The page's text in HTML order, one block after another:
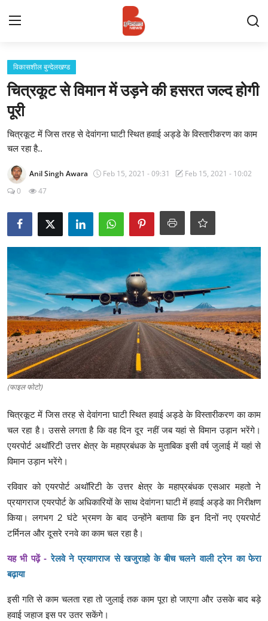
Login
Contact
प्रमुख ख़बर
राज्य
बुन्देलखण्ड
वीडियो
क्राइम
स्पोर्ट्स
मनोरंजन
गैलरी
विकासशील बुन्देलखण्ड
चित्रकूट से विमान में उड़ने की हसरत जल्द होगी
पूरी
चित्रकूट में जिस तरह से देवांगना घाटी स्थित हवाई अड्डे के विस्तारीकरण का काम
चल रहा है..
Anil Singh Awara Feb 15, 2021 - 09:31
Feb 15, 2021 - 10:02
0
47
(फाइल फोटो)
चित्रकूट में जिस तरह से देवांगना घाटी स्थित हवाई अड्डे के विस्तारीकरण का काम
चल रहा है। उससे लगता है कि वह दिन दूर नहीं जब यहां से विमान उड़ान भरेंगे।
एयरपोर्ट अथॉरिटी उत्तर क्षेत्र के महाप्रबंधक के मुताबिक इसी वर्ष जुलाई में यहां से
विमान उड़ान भरेंगे।
रविवार को एयरपोर्ट अथॉरिटी के उत्तर क्षेत्र के महाप्रबंधक एसआर महतो ने
प्रयागराज एयरपोर्ट के अधिकारियों के साथ देवांगना घाटी में हवाई अड्डे का निरीक्षण
किया। लगभग 2 घंटे भ्रमण के बाद उन्होंने बताया कि इन दिनों नए एयरपोर्ट
टर्मिनल और दूसरे रनवे का काम चल रहा है।
यह भी पढ़ें -रेलवे ने प्रयागराज से खजुराहो के बीच चलने वाली ट्रेन का फेरा
बढ़ाया
इसी गति से काम चलता रहा तो जुलाई तक काम पूरा हो जाएगा और उसके बाद बड़े
हवाई जहाज इस पर उतर सकेंगे।